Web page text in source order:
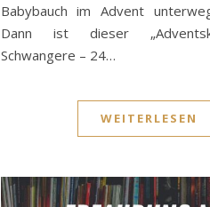
Babybauch im Advent
Dann ist dieser
Schwangere – 24…
WEITERLESEN